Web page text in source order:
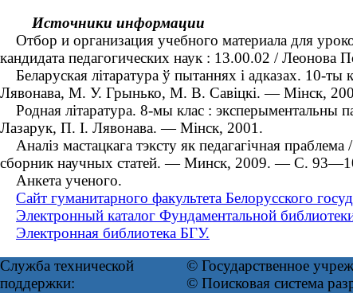
Источники информации
Отбор и организация учебного материала для
кандидата педагогических наук : 13.00.02 /
Беларуская літаратура ў пытаннях і адказах. 10-
Лявонава, М. У. Грынько, М. В. Савіцкі. — Мінск,
Родная літаратура. 8-мы клас : эксперыментальны
Лазарук, П. І. Лявонава. — Мінск, 2001.
Аналіз мастацкага тэксту як педагагічная
сборник научных статей. — Минск, 2009. — С.
Анкета ученого.
Сайт гуманитарного факультета Белорусского
Электронный каталог Фундаментальной
Электронная библиотека БГУ.
Служба технической
поддержки:
© Государственное
© Поисковая система